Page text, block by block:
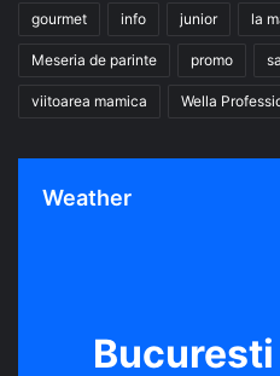
gourmet info junior la
Meseria de parinte promo
viitoarea mamica Wella
Weather
Bucuresti